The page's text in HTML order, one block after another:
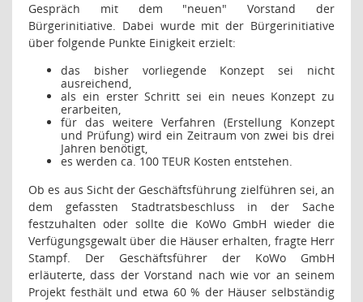
Gespräch mit dem "neuen" Vorstand der
Bürgerinitiative. Dabei wurde mit der Bürgerinitiative
über folgende Punkte Einigkeit erzielt:
das bisher vorliegende Konzept sei nicht
ausreichend,
als ein erster Schritt sei ein neues Konzept zu
erarbeiten,
für das weitere Verfahren (Erstellung Konzept
und Prüfung) wird ein Zeitraum von zwei bis drei
Jahren benötigt,
es werden ca. 100 TEUR Kosten entstehen.
Ob es aus Sicht der Geschäftsführung zielführen sei, an
dem gefassten Stadtratsbeschluss in der Sache
festzuhalten oder sollte die KoWo GmbH wieder die
Verfügungsgewalt über die Häuser erhalten, fragte Herr
Stampf. Der Geschäftsführer der KoWo GmbH
erläuterte, dass der Vorstand nach wie vor an seinem
Projekt festhält und etwa 60 % der Häuser selbständig